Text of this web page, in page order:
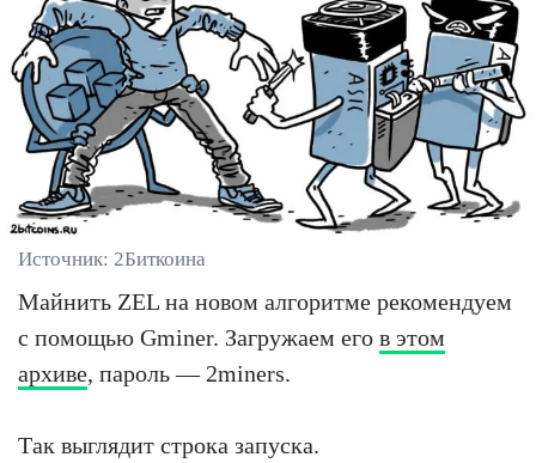
Источник: 2Биткоина
Майнить ZEL на новом алгоритме рекомендуем
с помощью Gminer. Загружаем его в этом
архиве, пароль — 2miners.
Так выглядит строка запуска.